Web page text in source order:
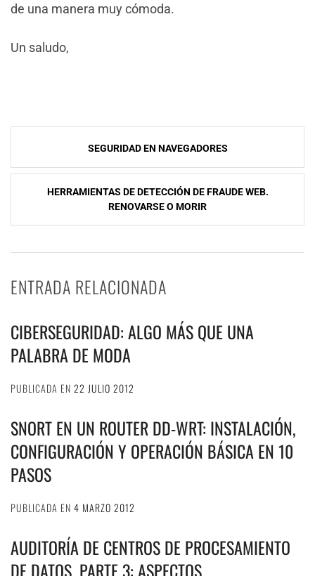
de una manera muy cómoda.
Un saludo,
NavegaciÃ³n
de
entradas
SEGURIDAD EN NAVEGADORES
HERRAMIENTAS DE DETECCIÓN DE FRAUDE WEB.
RENOVARSE O MORIR
ENTRADA RELACIONADA
CIBERSEGURIDAD: ALGO MÁS QUE UNA
PALABRA DE MODA
PUBLICADA EN 22 JULIO 2012
SNORT EN UN ROUTER DD-WRT: INSTALACIÓN,
CONFIGURACIÓN Y OPERACIÓN BÁSICA EN 10
PASOS
PUBLICADA EN 4 MARZO 2012
AUDITORÍA DE CENTROS DE PROCESAMIENTO
DE DATOS. PARTE 3: ASPECTOS